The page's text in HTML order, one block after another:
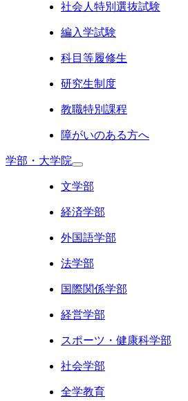
社会人特別選抜試験
編入学試験
科目等履修生
研究生制度
教職特別課程
障がいのある方へ
学部・大学院
文学部
経済学部
外国語学部
法学部
国際関係学部
経営学部
スポーツ・健康科学部
社会学部
全学教育